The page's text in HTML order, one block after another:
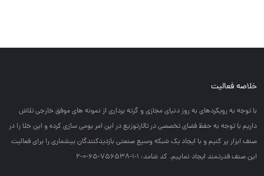
خلاصه فعالیت
با توجه به رويكردهاي به روز دنياي مجازي و گرته برداري از نمونه هاي موفق خارجي تلاش
داريم با توجه به حفظ فضاي تخصصي در تالارتوزيع در اين امر بومي سازي كرده و اين خلا را در
صنف ابزار پر كنيم و با ايجاد يك شبكه وسيع صنعتي بازديدكنندگان بيشماري را براي فعاليت
اين صنف قدرتمند ايجاد نماييم. کد شامد: 1-1-756538-65-0-2